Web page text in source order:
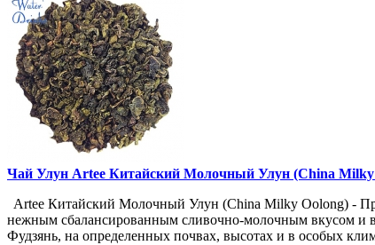
Чай Улун Artee Китайский Молочный Улун (China Milky
Artee Китайский Молочный Улун (China Milky Oolong) -
нежным сбалансированным сливочно-молочным вкусом и
Фудзянь, на определенных почвах, высотах и в особых